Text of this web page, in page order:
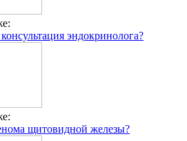
эндокринолога?
щитовидной железы?